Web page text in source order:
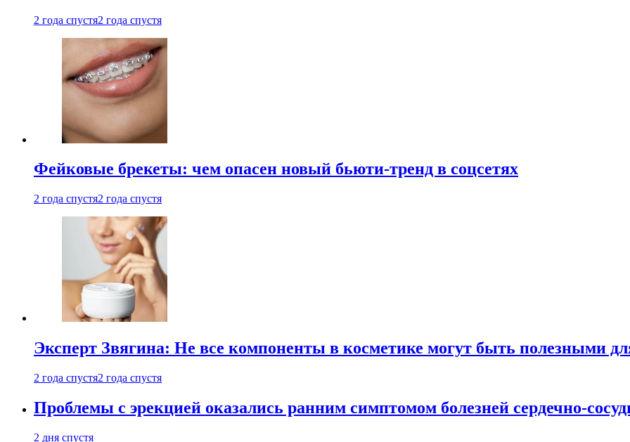
2 года спустя2 года спустя
Фейковые брекеты: чем опасен новый бьюти-тренд в соцсетях
2 года спустя2 года спустя
Эксперт Звягина: Не все компоненты в косметике могут быть полезными
2 года спустя2 года спустя
Проблемы с эрекцией оказались ранним симптомом болезней сердечно-
2 дня спустя